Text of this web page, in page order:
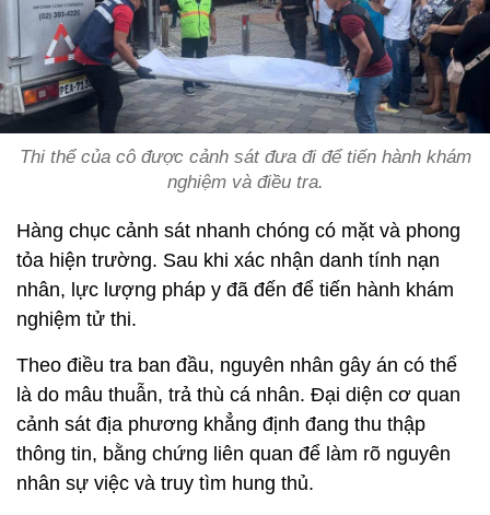
Thi thể của cô được cảnh sát đưa đi để tiến hành khám
nghiệm và điều tra.
Hàng chục cảnh sát nhanh chóng có mặt và phong
tỏa hiện trường. Sau khi xác nhận danh tính nạn
nhân, lực lượng pháp y đã đến để tiến hành khám
nghiệm tử thi.
Theo điều tra ban đầu, nguyên nhân gây án có thể
là do mâu thuẫn, trả thù cá nhân. Đại diện cơ quan
cảnh sát địa phương khẳng định đang thu thập
thông tin, bằng chứng liên quan để làm rõ nguyên
nhân sự việc và truy tìm hung thủ.